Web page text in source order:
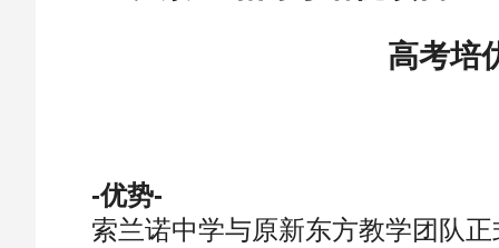
高考培
-优势-
索兰诺中学与原新东方教学团队